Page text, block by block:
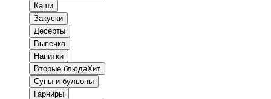
Каши
Закуски
Десерты
Выпечка
Напитки
Вторые блюдаХит
Супы и бульоны
Гарниры